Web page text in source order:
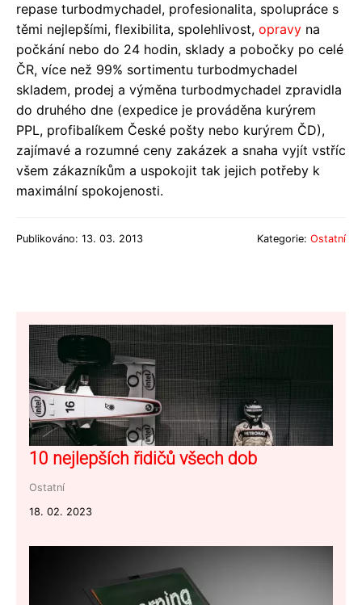
repase turbodmychadel, profesionalita, spolupráce s
těmi nejlepšími, flexibilita, spolehlivost, opravy na
počkání nebo do 24 hodin, sklady a pobočky po celé
ČR, více než 99% sortimentu turbodmychadel
skladem, prodej a výměna turbodmychadel zpravidla
do druhého dne (expedice je prováděna kurýrem
PPL, profibalíkem České pošty nebo kurýrem ČD),
zajímavé a rozumné ceny zakázek a snaha vyjít vstříc
všem zákazníkům a uspokojit tak jejich potřeby k
maximální spokojenosti.
Publikováno: 13. 03. 2013 Kategorie: Ostatní
10 nejlepších řidičů všech dob
Ostatní
18. 02. 2023